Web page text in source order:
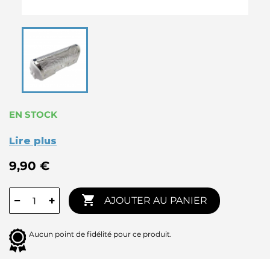
EN STOCK
Lire plus
9,90 €
− +  AJOUTER AU PANIER
Aucun point de fidélité pour ce produit.